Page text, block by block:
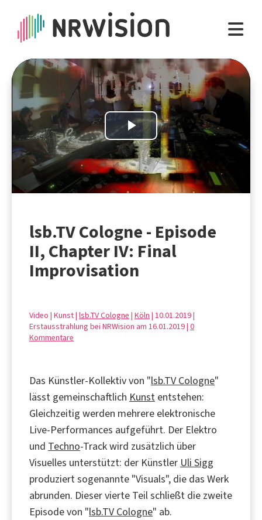
Play
Video
lsb.TV Cologne - Episode
II, Chapter IV: Final
Improvisation
Video | Kunst | lsb.TV Cologne | Köln | 10.01.2019 |
Erstausstrahlung bei NRWision am 16.01.2019 | 0
Kommentare
Das Künstler-Kollektiv von "lsb.TV Cologne"
lässt gemeinschaftlich Kunst entstehen:
Gleichzeitig werden mehrere elektronische
Live-Performances aufgeführt. Der Elektro
und Techno-Track wird zusätzlich über
Visuelles unterstützt: der Künstler Uli Sigg
produziert sogenannte "Visuals", die das Werk
abrunden. Dieser vierte Teil schließt die zweite
Episode von "lsb.TV Cologne" ab.